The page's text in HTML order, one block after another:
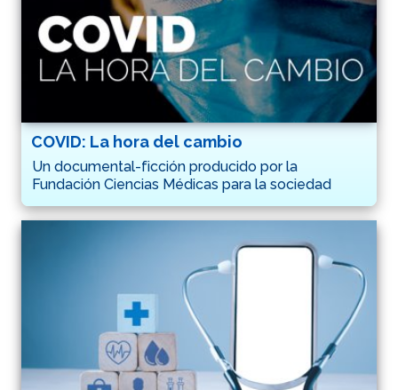
COVID: La hora del cambio
Un documental-ficción producido por la
Fundación Ciencias Médicas para la sociedad